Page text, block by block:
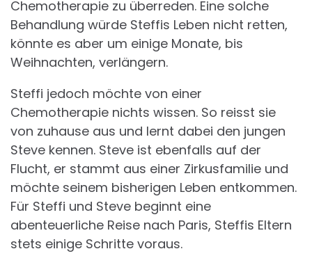
Chemotherapie zu überreden. Eine solche
Behandlung würde Steffis Leben nicht retten,
könnte es aber um einige Monate, bis
Weihnachten, verlängern.
Steffi jedoch möchte von einer
Chemotherapie nichts wissen. So reisst sie
von zuhause aus und lernt dabei den jungen
Steve kennen. Steve ist ebenfalls auf der
Flucht, er stammt aus einer Zirkusfamilie und
möchte seinem bisherigen Leben entkommen.
Für Steffi und Steve beginnt eine
abenteuerliche Reise nach Paris, Steffis Eltern
stets einige Schritte voraus.